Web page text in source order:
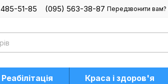
51-85 (095) 563-38-87 Передзвонити вам?
Реабілітація Краса і здоров'я